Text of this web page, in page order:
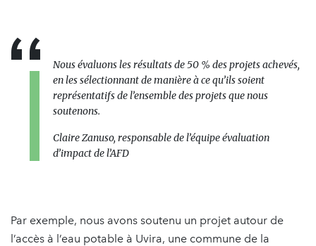
Nous évaluons les résultats de 50 % des projets achevés,
en les sélectionnant de manière à ce qu’ils soient
représentatifs de l’ensemble des projets que nous
soutenons.
Claire Zanuso, responsable de l’équipe évaluation
d’impact de l’AFD
Par exemple, nous avons soutenu un projet autour de
l’accès à l’eau potable à Uvira, une commune de la